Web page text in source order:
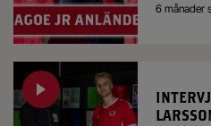
6 månader